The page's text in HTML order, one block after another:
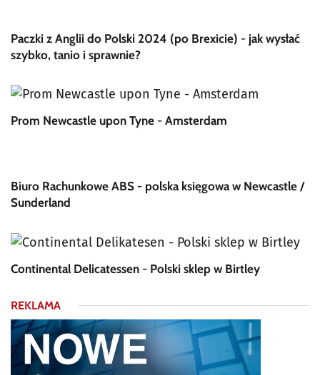
Paczki z Anglii do Polski 2024 (po Brexicie) - jak wysłać
szybko, tanio i sprawnie?
Prom Newcastle upon Tyne - Amsterdam
Biuro Rachunkowe ABS - polska księgowa w Newcastle /
Sunderland
Continental Delicatessen - Polski sklep w Birtley
REKLAMA